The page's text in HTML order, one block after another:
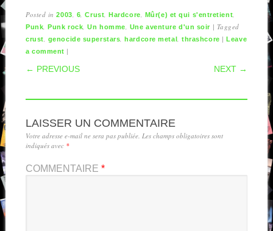
Posted in2003, 6,Crust,Hardcore, Mûr(e) et qui s'entretient,
Punk,Punk rock,Un homme, Une aventure d'un soir | Tagged
crust, genocide superstars,hardcore metal,thrashcore |Leave
a comment |
POST NAVIGATION
← PREVIOUS NEXT →
LAISSER UN COMMENTAIRE
Votre adresse e-mail ne sera pas publiée. Les champs obligatoires sont
indiqués avec *
COMMENTAIRE *